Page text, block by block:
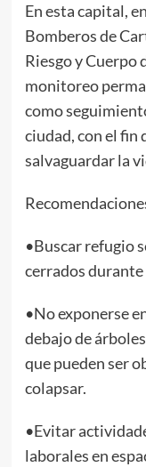
En esta capital,
Bomberos de
Riesgo y Cuerpo
monitoreo
como
ciudad, con el fin
salvaguardar la
•Buscar refugio
cerrados
•No exponerse
debajo de
que pueden ser
colapsar.
•Evitar
laborales en